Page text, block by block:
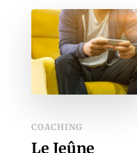
COACHING
Le Jeûne